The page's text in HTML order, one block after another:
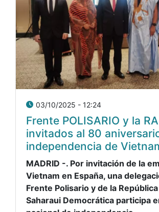
03/10/2025 - 12:24
Frente POLISARIO y la
invitados al 80
independencia de
MADRID -. Por invitación de la
Vietnam en España, una
Frente Polisario y de la
Saharaui Democrática participa